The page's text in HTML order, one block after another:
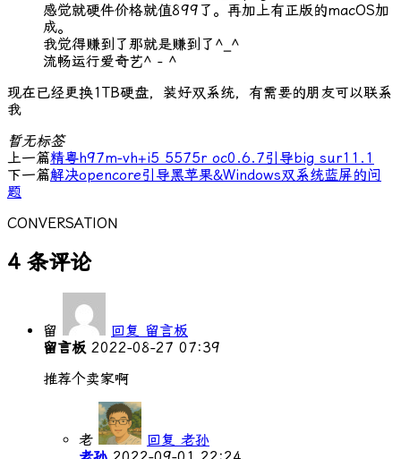
感觉就硬件价格就值899了。再加上有正版的macOS加
成。
我觉得赚到了那就是赚到了^_^
流畅运行爱奇艺^ - ^
现在已经更换1TB硬盘，装好双系统，有需要的朋友可以联系
我
暂无标签
上一篇精粤h97m-vh+i5 5575r oc0.6.7引导big sur11.1
下一篇解决opencore引导黑苹果&Windows双系统蓝屏的问
题
CONVERSATION
4 条评论
留
回复 留言板
留言板 2022-08-27 07:39
推荐个卖家啊
老
回复 老孙